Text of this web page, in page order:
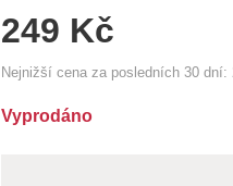
249 Kč
Nejnižší cena za posledních 30 dní:
Vyprodáno